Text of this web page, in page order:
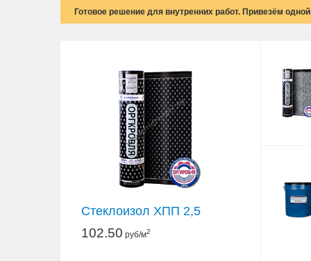
Готовое решение для внутренних работ. Привезём
Стеклоизол ХПП 2,5
102.50 руб/м2